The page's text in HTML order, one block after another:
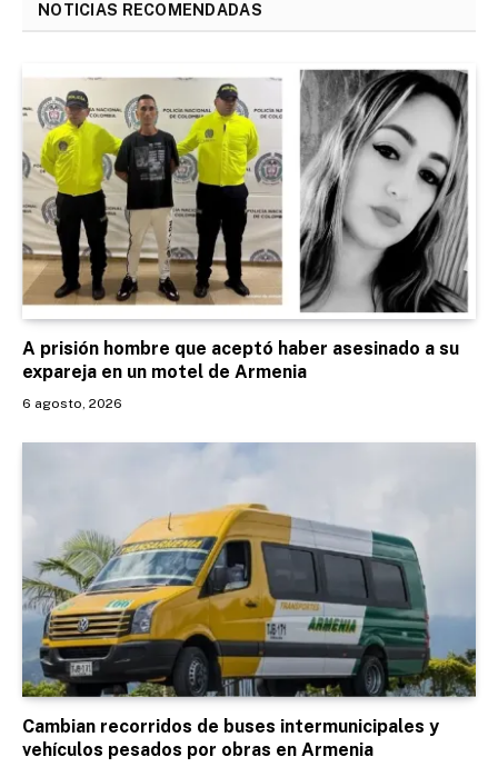
NOTICIAS RECOMENDADAS
A prisión hombre que aceptó haber asesinado a su
expareja en un motel de Armenia
6 agosto, 2026
Cambian recorridos de buses intermunicipales y
vehículos pesados por obras en Armenia